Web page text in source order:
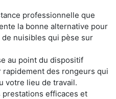
professionnelle que
la bonne alternative pour
nuisibles qui pèse sur
au point du dispositif
des rongeurs qui
votre lieu de travail.
efficaces et